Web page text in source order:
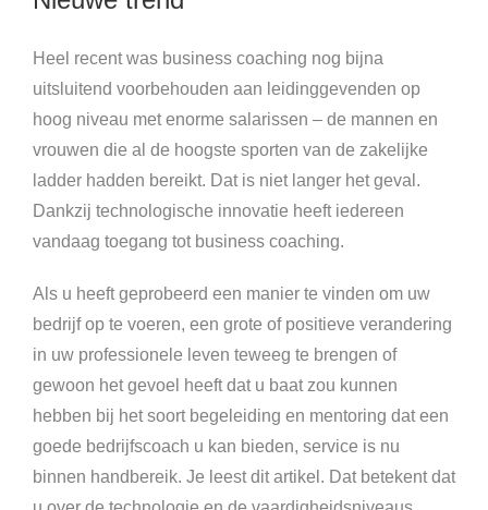
Heel recent was business coaching nog bijna
uitsluitend voorbehouden aan leidinggevenden op
hoog niveau met enorme salarissen – de mannen en
vrouwen die al de hoogste sporten van de zakelijke
ladder hadden bereikt. Dat is niet langer het geval.
Dankzij technologische innovatie heeft iedereen
vandaag toegang tot business coaching.
Als u heeft geprobeerd een manier te vinden om uw
bedrijf op te voeren, een grote of positieve verandering
in uw professionele leven teweeg te brengen of
gewoon het gevoel heeft dat u baat zou kunnen
hebben bij het soort begeleiding en mentoring dat een
goede bedrijfscoach u kan bieden, service is nu
binnen handbereik. Je leest dit artikel. Dat betekent dat